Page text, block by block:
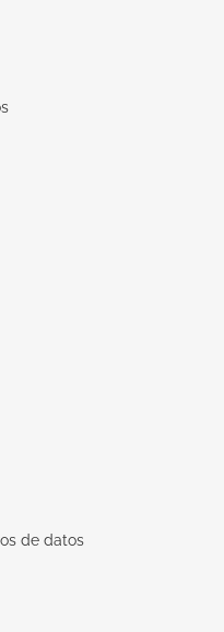
de datos